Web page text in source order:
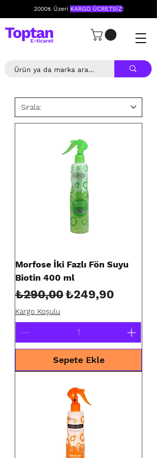
2000₺ Üzeri KARGO ÜCRETSİZ!
Morfose İki Fazlı Fön Suyu
Biotin 400 ml
Normal Fiyat
₺290,00İndirimli Fiyat
₺249,90
Kargo Koşulu
Sepete Ekle